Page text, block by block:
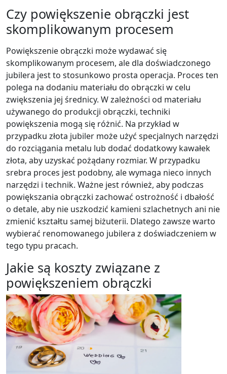
Czy powiększenie obrączki jest
skomplikowanym procesem
Powiększenie obrączki może wydawać się
skomplikowanym procesem, ale dla doświadczonego
jubilera jest to stosunkowo prosta operacja. Proces ten
polega na dodaniu materiału do obrączki w celu
zwiększenia jej średnicy. W zależności od materiału
używanego do produkcji obrączki, techniki
powiększenia mogą się różnić. Na przykład w
przypadku złota jubiler może użyć specjalnych narzędzi
do rozciągania metalu lub dodać dodatkowy kawałek
złota, aby uzyskać pożądany rozmiar. W przypadku
srebra proces jest podobny, ale wymaga nieco innych
narzędzi i technik. Ważne jest również, aby podczas
powiększania obrączki zachować ostrożność i dbałość
o detale, aby nie uszkodzić kamieni szlachetnych ani nie
zmienić kształtu samej biżuterii. Dlatego zawsze warto
wybierać renomowanego jubilera z doświadczeniem w
tego typu pracach.
Jakie są koszty związane z
powiększeniem obrączki